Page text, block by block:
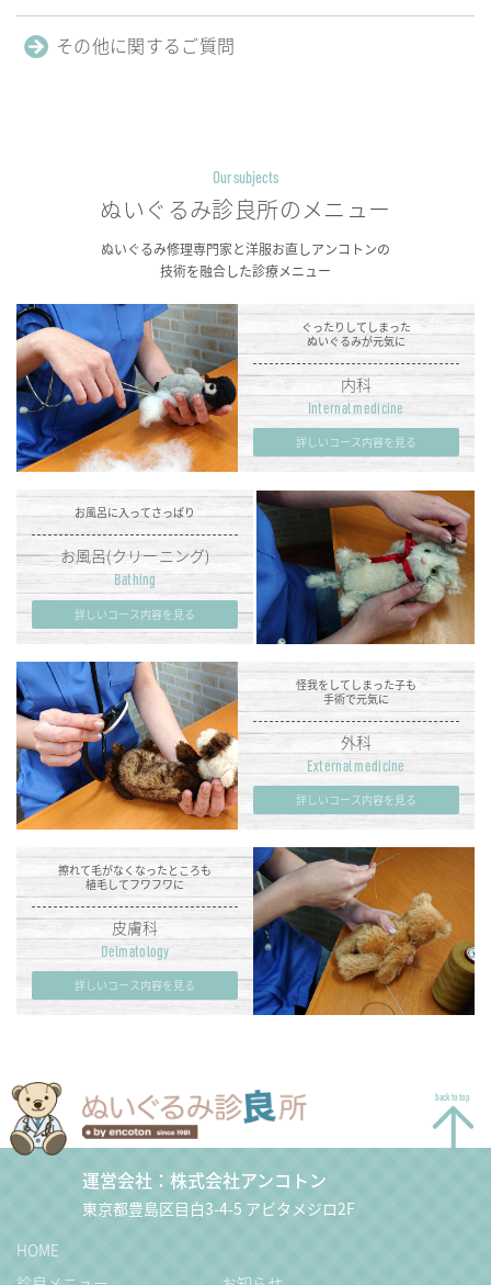
その他に関するご質問
Our subjects
ぬいぐるみ診良所のメニュー
ぬいぐるみ修理専門家と洋服お直しアンコトンの
技術を融合した診療メニュー
ぐったりしてしまった
ぬいぐるみが元気に
内科
Internal medicine
詳しいコース内容を見る
お風呂に入ってさっぱり
お風呂(クリーニング)
Bathing
詳しいコース内容を見る
怪我をしてしまった子も
手術で元気に
外科
External medicine
詳しいコース内容を見る
擦れて毛がなくなったところも
植毛してフワフワに
皮膚科
Delmatology
詳しいコース内容を見る
back to top
運営会社：株式会社アンコトン
東京都豊島区目白3-4-5 アビタメジロ2F
HOME